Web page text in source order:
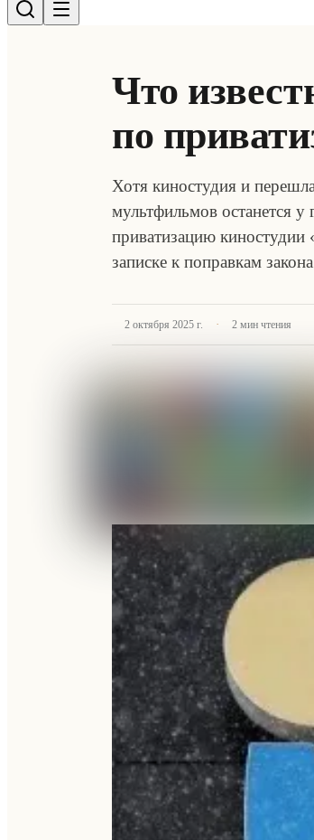
Что
по
Хотя киностудия и
мультфильмов останется у
приватизацию киностудии
записке к поправкам
2 октября 2025 г. · 2 мин чтения